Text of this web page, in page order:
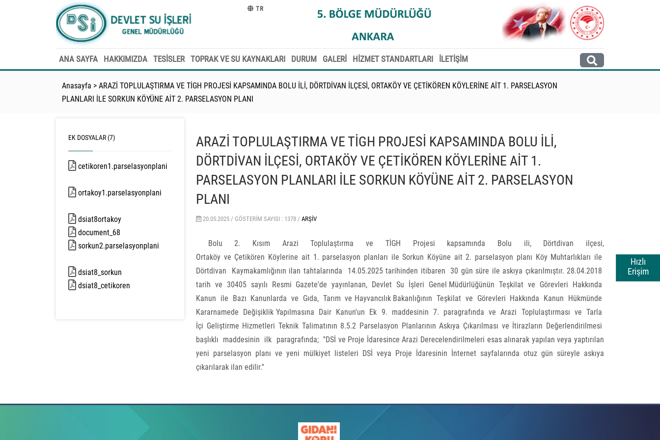
Hızlı
Erişim
TR
ANA SAYFA HAKKIMIZDA TESİSLER TOPRAK VE SU KAYNAKLARI DURUM GALERİ HİZMET STANDARTLARI İLETİŞİM
Anasayfa > ARAZİ TOPLULAŞTIRMA VE TİGH PROJESİ KAPSAMINDA BOLU İLİ, DÖRTDİVAN İLÇESİ, ORTAKÖY VE ÇETİKÖREN KÖYLERİNE AİT 1. PARSELASYON
PLANLARI İLE SORKUN KÖYÜNE AİT 2. PARSELASYON PLANI
ARAZİ TOPLULAŞTIRMA VE TİGH PROJESİ KAPSAMINDA BOLU İLİ,
DÖRTDİVAN İLÇESİ, ORTAKÖY VE ÇETİKÖREN KÖYLERİNE AİT 1.
PARSELASYON PLANLARI İLE SORKUN KÖYÜNE AİT 2. PARSELASYON
PLANI
20.05.2025 / GÖSTERIM SAYISI : 1378 / ARŞIV
Bolu 2. Kısım Arazi Toplulaştırma ve TİGH Projesi kapsamında Bolu ili, Dörtdivan ilçesi,
Ortaköy ve Çetikören Köylerine ait 1. parselasyon planları ile Sorkun Köyüne ait 2. parselasyon planı Köy Muhtarlıkları ile
Dörtdivan Kaymakamlığının ilan tahtalarında 14.05.2025 tarihinden itibaren 30 gün süre ile askıya çıkarılmıştır. 28.04.2018
tarih ve 30405 sayılı Resmi Gazete'de yayınlanan, Devlet Su İşleri Genel Müdürlüğünün Teşkilat ve Görevleri Hakkında
Kanun ile Bazı Kanunlarda ve Gıda, Tarım ve Hayvancılık Bakanlığının Teşkilat ve Görevleri Hakkında Kanun Hükmünde
Kararnamede Değişiklik Yapılmasına Dair Kanun'un Ek 9. maddesinin 7. paragrafında ve Arazi Toplulaştırması ve Tarla
İçi Geliştirme Hizmetleri Teknik Talimatının 8.5.2 Parselasyon Planlarının Askıya Çıkarılması ve İtirazların Değerlendirilmesi
başlıklı maddesinin ilk paragrafında; ''DSİ ve Proje İdaresince Arazi Derecelendirilmeleri esas alınarak yapılan veya yaptırılan
yeni parselasyon planı ve yeni mülkiyet listeleri DSİ veya Proje İdaresinin İnternet sayfalarında otuz gün süreyle askıya
çıkarılarak ilan edilir.''
EK DOSYALAR (7)
cetikoren1.parselasyonplani
ortakoy1.parselasyonplani
dsiat8ortakoy
document_68
sorkun2.parselasyonplani
dsiat8_sorkun
dsiat8_cetikoren